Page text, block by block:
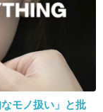
モノ扱い」と批